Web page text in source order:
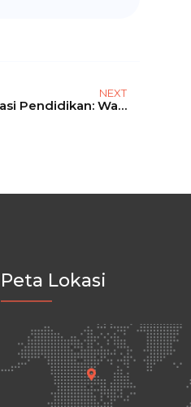
NEXT
Dari Al-Ma’un hingga Inovasi Pendidikan: Warisan KH Ahmad Dahlan untuk Guru Zaman Sekarang
Peta Lokasi